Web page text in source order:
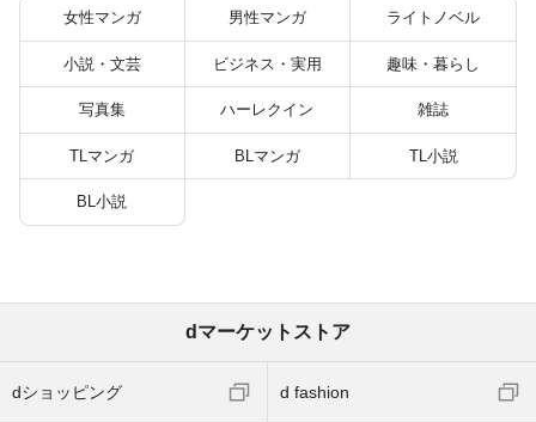
バーと世界に復讐＆
（２３）
女性マンガ 男性マンガ ライトノベル
小説・文芸 ビジネス・実用 趣味・暮らし
写真集 ハーレクイン 雑誌
TLマンガ BLマンガ TL小説
BL小説
dマーケットストア
dショッピング d fashion